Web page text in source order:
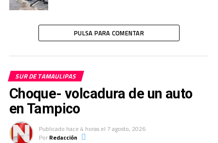
PULSA PARA COMENTAR
SUR DE TAMAULIPAS
Choque- volcadura de un auto
en Tampico
Publicado hace 4 horas el 7 agosto, 2026
Por Redacción